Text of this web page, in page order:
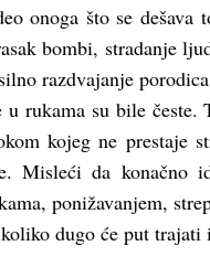
onoga što se dešava
bombi, stradanje
razdvajanje
rukama su bile česte.
kojeg ne prestaje
Misleći da konačno
ponižavanjem,
dugo će put trajati